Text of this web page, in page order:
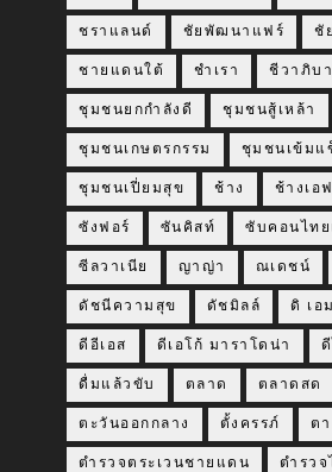
ชราแลนด์ ชัยพัฒนาแฟร์ ชั
ชายแดนใต้ ชำเรา ชีวาภิบ
ชุมชนยกกำลังดี ชุมชนสู้เหล้า
ชุมชนเกษตรกรรม ชุมชนเข้มแ
ชุมชนเปี่ยมสุข ช้าง ช้างเอ
ซังฟอร์ ซันคิสท์ ซับคอนไท
ซีลวาเนีย ญาญ่า ณเดชน์
ดัชนีความสุข ดัชมิลล์ ดิ เอ
ดีอีเอส ดีเอโก้ มาราโดน่า
ดื่มแล้วขับ ตลาด ตลาดสด
ตะวันออกกลาง ตั้งครรภ์ ตา
ตำรวจตระเวนชายแดน ตำรวจ